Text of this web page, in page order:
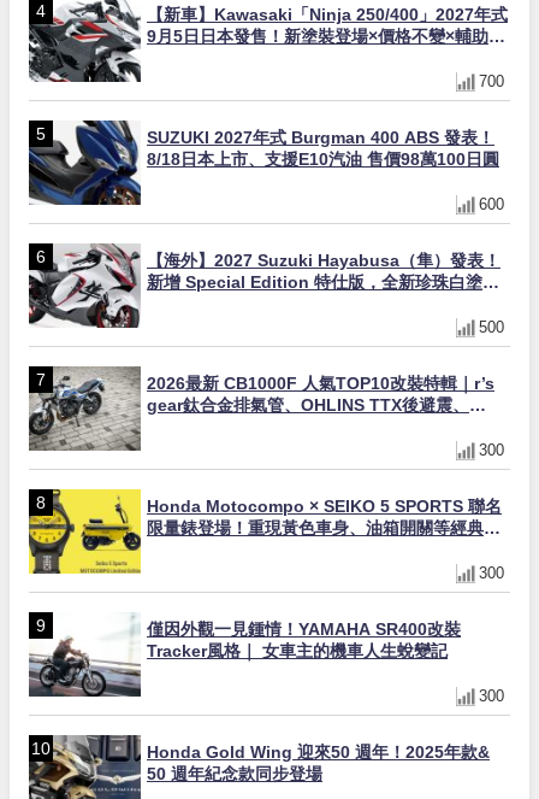
【新車】Kawasaki「Ninja 250/400」2027年式
9月5日日本發售！新塗裝登場×價格不變×輔助滑
700
SUZUKI 2027年式 Burgman 400 ABS 發表！
8/18日本上市、支援E10汽油 售價98萬100日圓
600
【海外】2027 Suzuki Hayabusa（隼）發表！
新增 Special Edition 特仕版，全新珍珠白塗裝
500
2026最新 CB1000F 人氣TOP10改裝特輯｜r’s
gear鈦合金排氣管、OHLINS TTX後避震、
300
Honda Motocompo × SEIKO 5 SPORTS 聯名
限量錶登場！重現黃色車身、油箱開關等經典設
300
僅因外觀一見鍾情！YAMAHA SR400改裝
Tracker風格｜ 女車主的機車人生蛻變記
300
Honda Gold Wing 迎來50 週年！2025年款&
50 週年紀念款同步登場